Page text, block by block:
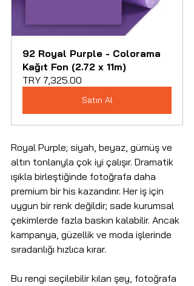
92 Royal Purple - Colorama
Kağıt Fon (2.72 x 11m)
TRY 7,325.00
Satın Al
Royal Purple; siyah, beyaz, gümüş ve
altın tonlarıyla çok iyi çalışır. Dramatik
ışıkla birleştiğinde fotoğrafa daha
premium bir his kazandırır. Her iş için
uygun bir renk değildir; sade kurumsal
çekimlerde fazla baskın kalabilir. Ancak
kampanya, güzellik ve moda işlerinde
sıradanlığı hızlıca kırar.
Bu rengi seçilebilir kılan şey, fotoğrafa